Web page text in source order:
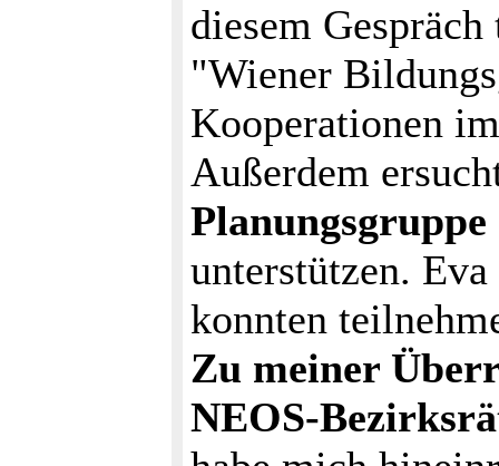
diesem
"Wiener
Kooperationen
Außerdem
unterstützen.
konnten
Zu meiner
NEOS-